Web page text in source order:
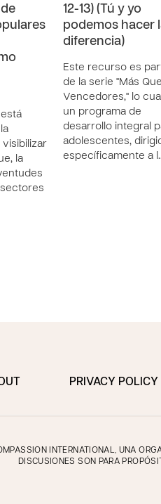
visibilizar
la
12-13) (Tú y yo
podemos hacer
diferencia)
Este recurso es
de la serie "Más Que
Vencedores," lo
un programa de
desarrollo integral
adolescentes,
específicamente a
PRIVACY POLICY
INTERNATIONAL, UNA
DISCUSIONES SON PARA